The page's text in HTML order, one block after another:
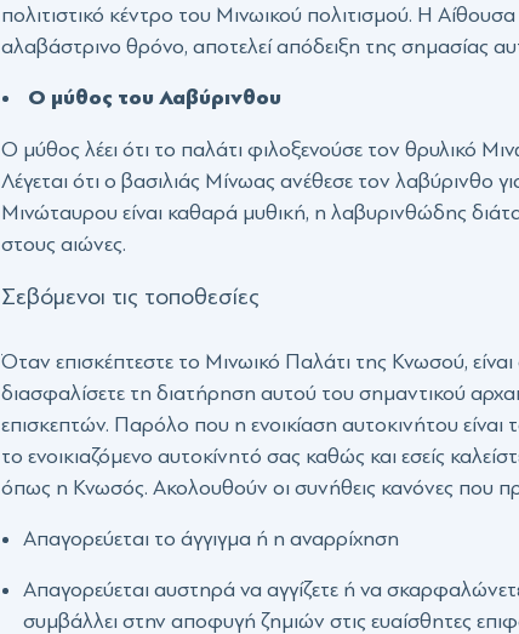
πολιτιστικό κέντρο του Μινωικού πολιτισμού. Η
αλαβάστρινο θρόνο, αποτελεί απόδειξη της σημασίας
Ο μύθος του Λαβύρινθου
Ο μύθος λέει ότι το παλάτι φιλοξενούσε τον θρυλικό
Λέγεται ότι ο βασιλιάς Μίνωας ανέθεσε τον
Μινώταυρου είναι καθαρά μυθική, η λαβυρινθώδης
στους αιώνες.
Σεβόμενοι τις τοποθεσίες
Όταν επισκέπτεστε το Μινωικό Παλάτι της Κνωσού, είναι
διασφαλίσετε τη διατήρηση αυτού του σημαντικού
επισκεπτών. Παρόλο που η ενοικίαση αυτοκινήτου
το ενοικιαζόμενο αυτοκίνητό σας καθώς και εσείς
όπως η Κνωσός. Ακολουθούν οι συνήθεις κανόνες που
Απαγορεύεται το άγγιγμα ή η αναρρίχηση
Απαγορεύεται αυστηρά να αγγίζετε ή να
συμβάλλει στην αποφυγή ζημιών στις ευαίσθητες